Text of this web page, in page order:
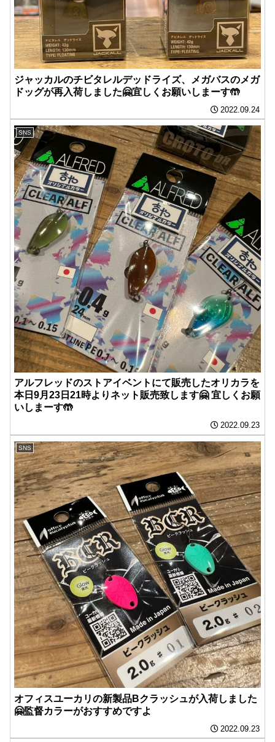
ジャッカルのチビタレルデッドライズ、メガバスのメガ
ドッグが再入荷しました🤗宜しくお願いしまーす🤲
2022.09.24
SNS
アルフレッドのストアイベントにて販売したオリカラを
本日9月23日21時よりネット販売致します🤗 宜しくお願
いしまーす🤲
2022.09.23
SNS
オフィスユーカリの新製品Bクラッシュが入荷しました
🤗監督カラーがおすすめですよ️
2022.09.23